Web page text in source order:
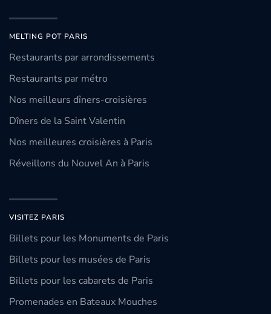
MELTING POT PARIS
Restaurants par arrondissements
Restaurants par métro
Nos meilleurs dîners-croisières
Dîners de la Saint Valentin
Nos meilleures croisières à Paris
Réveillons du Nouvel An à Paris
VISITEZ PARIS
Billets pour les Monuments de Paris
Billets pour les musées de Paris
Billets pour les cabarets de Paris
Promenades en Bateaux Mouches